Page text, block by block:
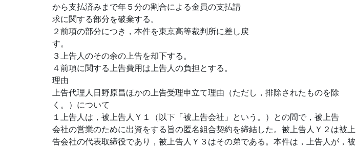
から支払済みまで年５分の割合による金員の支払請
求に関する部分を破棄する。
２前項の部分につき，本件を東京高等裁判所に差し戻
す。
３上告人のその余の上告を却下する。
４前項に関する上告費用は上告人の負担とする。
理由
上告代理人日野原昌ほかの上告受理申立て理由（ただし，排除されたものを除
く。）について
１上告人は，被上告人Ｙ１（以下「被上告会社」という。）との間で，被上告
会社の営業のために出資をする旨の匿名組合契約を締結した。被上告人Ｙ２は被上
告会社の代表取締役であり，被上告人Ｙ３はその弟である。本件は，上告人が，被